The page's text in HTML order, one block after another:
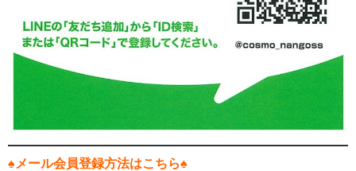
♠メール会員登録方法はこちら♠